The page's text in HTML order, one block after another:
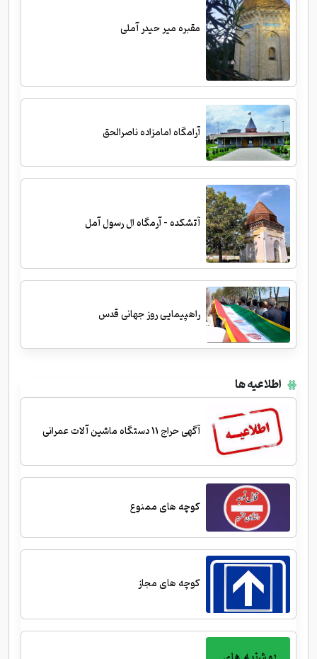
مقبره میر حیدر آملی
آرامگاه امامزاده ناصرالحق
آتشکده - آرمگاه ال رسول آمل
راهپیمایی روز جهانی قدس
اطلاعیه ها
آگهی حراج 11 دستگاه ماشین آلات عمرانی
کوچه های ممنوع
کوچه های مجاز